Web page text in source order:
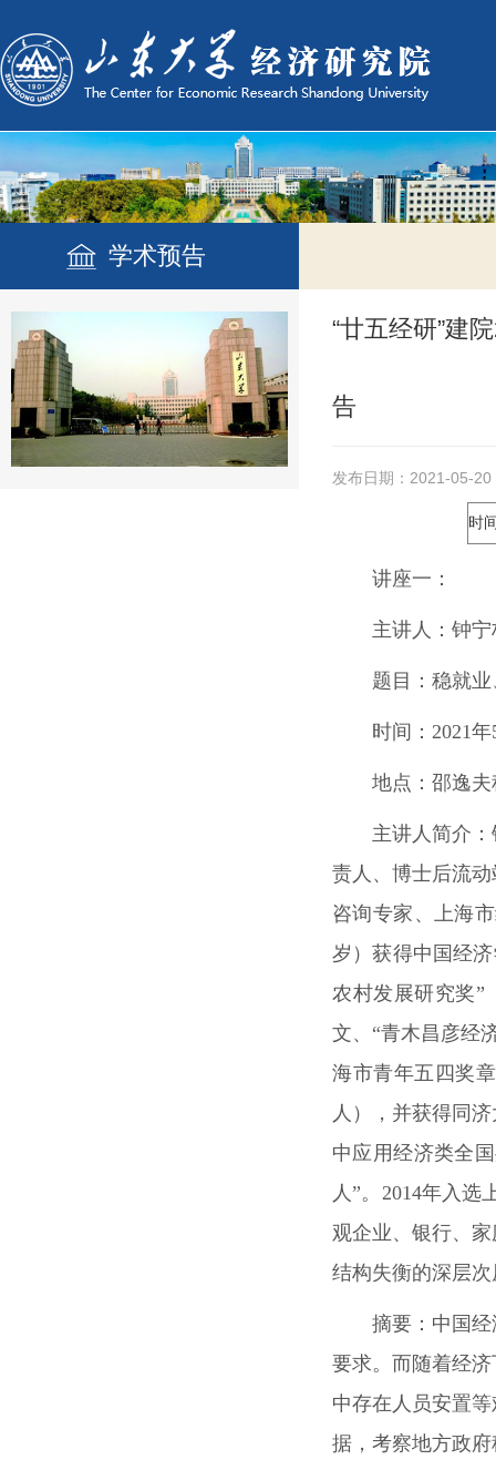
学术预告
“廿五经研”建
告
发布日期：2021-05-20
时
讲座一：
主讲人： 钟宁
题目： 稳就
时间： 2021年
地点： 邵逸
主讲人简介：
责人、博士后流
咨询专家、上海
岁）获得中国经
农村发展研究奖”
文、“青木昌彦经
海市青年五四奖
人），并获得同
中应用经济类全
人”。2014年入
观企业、银行、
结构失衡的深层
摘要： 中国
要求。而随着经
中存在人员安置
据，考察地方政